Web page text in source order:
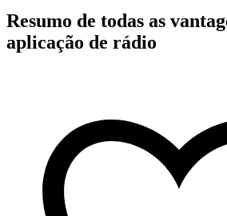
Resumo de todas as
aplicação de rádio